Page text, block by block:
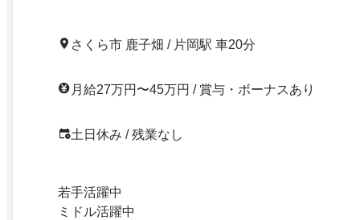
さくら市 鹿子畑 / 片岡駅 車20分
月給27万円〜45万円 / 賞与・ボーナスあり
土日休み / 残業なし
若手活躍中
ミドル活躍中